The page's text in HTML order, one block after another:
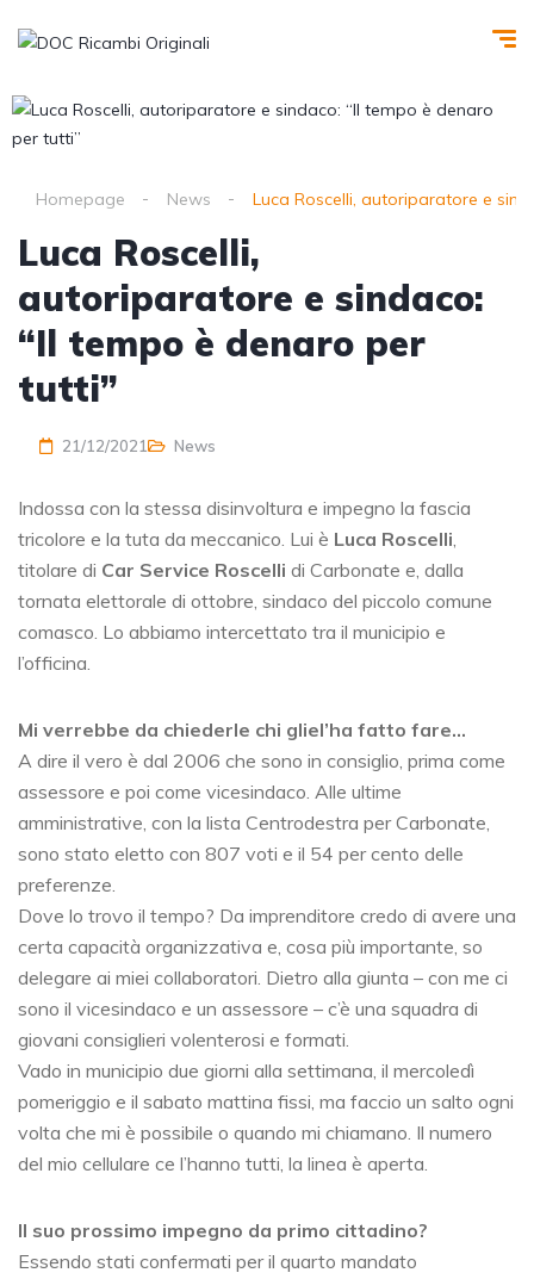
Homepage News Luca Roscelli, autoriparatore e
Luca Roscelli,
autoriparatore e sindaco:
“Il tempo è denaro per
tutti”
21/12/2021 News
Indossa con la stessa disinvoltura e impegno la fascia
tricolore e la tuta da meccanico. Lui è Luca Roscelli,
titolare di Car Service Roscelli di Carbonate e, dalla
tornata elettorale di ottobre, sindaco del piccolo comune
comasco. Lo abbiamo intercettato tra il municipio e
l’officina.
Mi verrebbe da chiederle chi gliel’ha fatto fare…
A dire il vero è dal 2006 che sono in consiglio, prima come
assessore e poi come vicesindaco. Alle ultime
amministrative, con la lista Centrodestra per Carbonate,
sono stato eletto con 807 voti e il 54 per cento delle
preferenze.
Dove lo trovo il tempo? Da imprenditore credo di avere una
certa capacità organizzativa e, cosa più importante, so
delegare ai miei collaboratori. Dietro alla giunta – con me ci
sono il vicesindaco e un assessore – c’è una squadra di
giovani consiglieri volenterosi e formati.
Vado in municipio due giorni alla settimana, il mercoledì
pomeriggio e il sabato mattina fissi, ma faccio un salto ogni
volta che mi è possibile o quando mi chiamano. Il numero
del mio cellulare ce l’hanno tutti, la linea è aperta.
Il suo prossimo impegno da primo cittadino?
Essendo stati confermati per il quarto mandato